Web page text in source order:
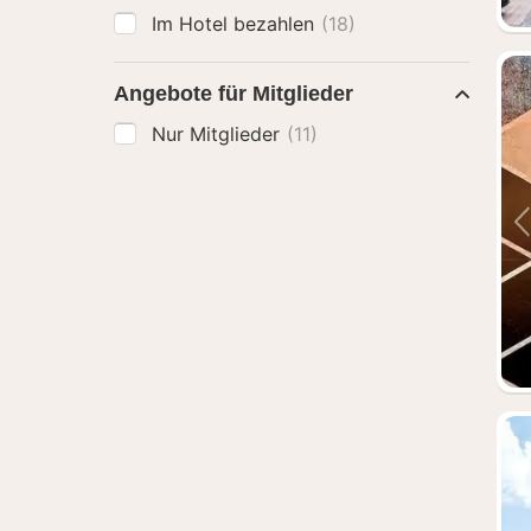
Im Hotel bezahlen (18)
Angebote für Mitglieder
Nur Mitglieder (11)